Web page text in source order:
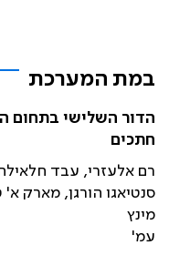
במת המערכת
הדור השלישי בתחום
חתכים
רם אלעזרי, עבד
סנטיאגו הורגן, מארק א'
מינץ
עמ'